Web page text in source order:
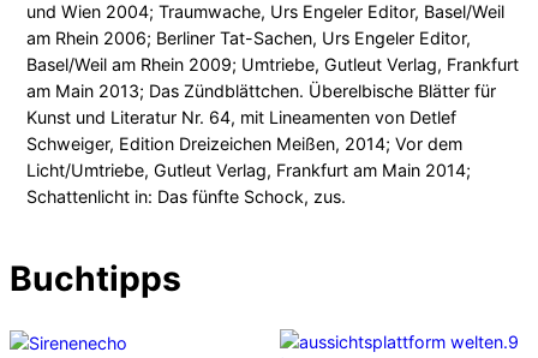
und Wien 2004; Traumwache, Urs Engeler Editor, Basel/Weil
am Rhein 2006; Berliner Tat-Sachen, Urs Engeler Editor,
Basel/Weil am Rhein 2009; Umtriebe, Gutleut Verlag, Frankfurt
am Main 2013; Das Zündblättchen. Überelbische Blätter für
Kunst und Literatur Nr. 64, mit Lineamenten von Detlef
Schweiger, Edition Dreizeichen Meißen, 2014; Vor dem
Licht/Umtriebe, Gutleut Verlag, Frankfurt am Main 2014;
Schattenlicht in: Das fünfte Schock, zus.
Buchtipps